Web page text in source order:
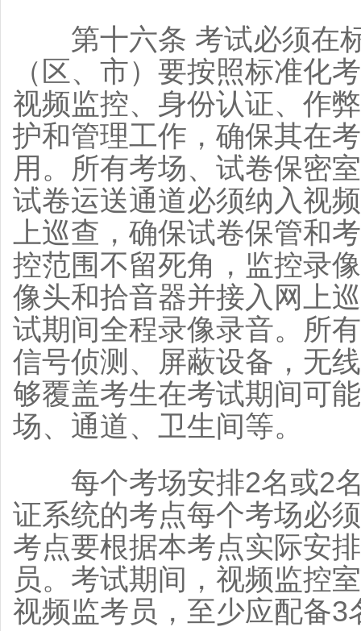
第十六条 考试必须在标
（区、市）要按照标准化
视频监控、身份认证、作
护和管理工作，确保其在
用。所有考场、试卷保密
试卷运送通道必须纳入视
上巡查，确保试卷保管和
控范围不留死角，监控录
像头和拾音器并接入网上
试期间全程录像录音。所
信号侦测、屏蔽设备，无
够覆盖考生在考试期间可
场、通道、卫生间等。
每个考场安排2名或2名
证系统的考点每个考场必
考点要根据本考点实际安
员。考试期间，视频监控
视频监考员，至少应配备3